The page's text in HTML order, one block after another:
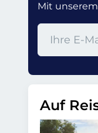
Mit
Auf